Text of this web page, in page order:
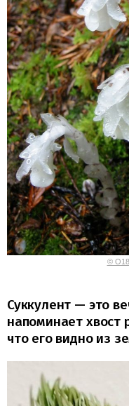
©
Суккулент — это
напоминает хвост
что его видно из